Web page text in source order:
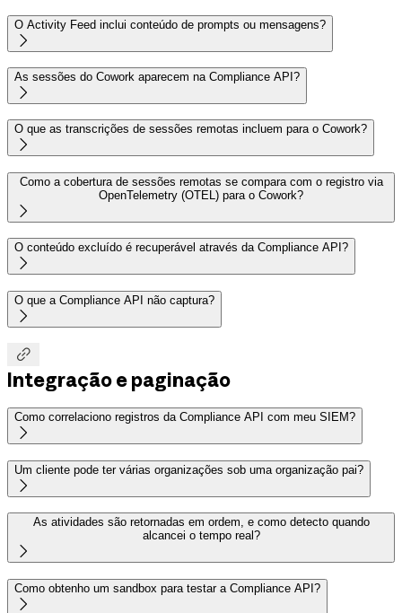
O Activity Feed inclui conteúdo de prompts ou mensagens?

As sessões do Cowork aparecem na Compliance API?

O que as transcrições de sessões remotas incluem para o Cowork?

Como a cobertura de sessões remotas se compara com o registro via
OpenTelemetry (OTEL) para o Cowork?

O conteúdo excluído é recuperável através da Compliance API?

O que a Compliance API não captura?


Integração e paginação
Como correlaciono registros da Compliance API com meu SIEM?

Um cliente pode ter várias organizações sob uma organização pai?

As atividades são retornadas em ordem, e como detecto quando
alcancei o tempo real?

Como obtenho um sandbox para testar a Compliance API?
